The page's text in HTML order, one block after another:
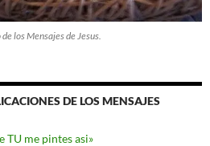
los Mensajes de Jesus.
DE LOS MENSAJES
TU me pintes asi»